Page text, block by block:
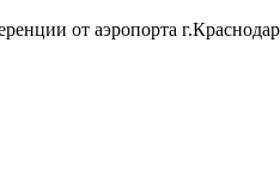
от аэропорта